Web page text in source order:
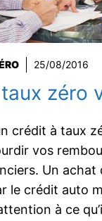
25/08/2016
zéro
crédit à taux
vos
Un achat
le crédit auto
à ce